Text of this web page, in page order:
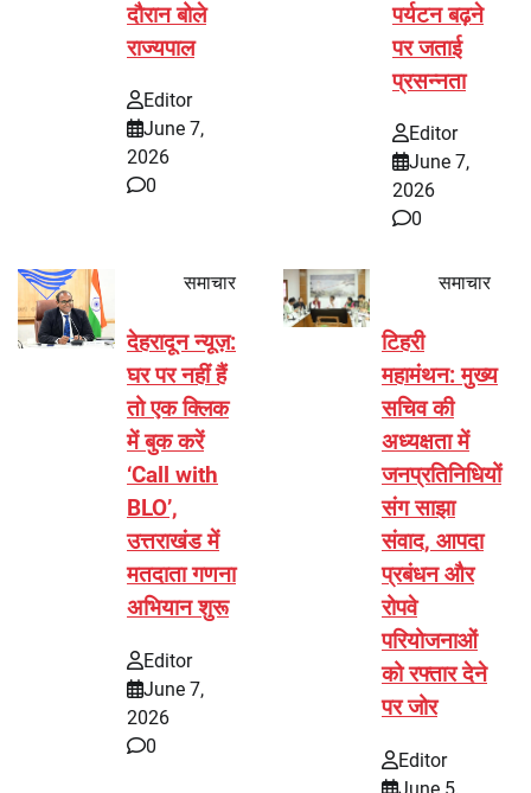
दौरान बोले
राज्यपाल
Editor
June 7,
2026
0
पर्यटन बढ़ने
पर जताई
प्रसन्नता
Editor
June 7,
2026
0
समाचार
देहरादून न्यूज़:
घर पर नहीं हैं
तो एक क्लिक
में बुक करें
‘Call with
BLO’,
उत्तराखंड में
मतदाता गणना
अभियान शुरू
Editor
June 7,
2026
0
समाचार
टिहरी
महामंथन: मुख्य
सचिव की
अध्यक्षता में
जनप्रतिनिधियों
संग साझा
संवाद, आपदा
प्रबंधन और
रोपवे
परियोजनाओं
को रफ्तार देने
पर जोर
Editor